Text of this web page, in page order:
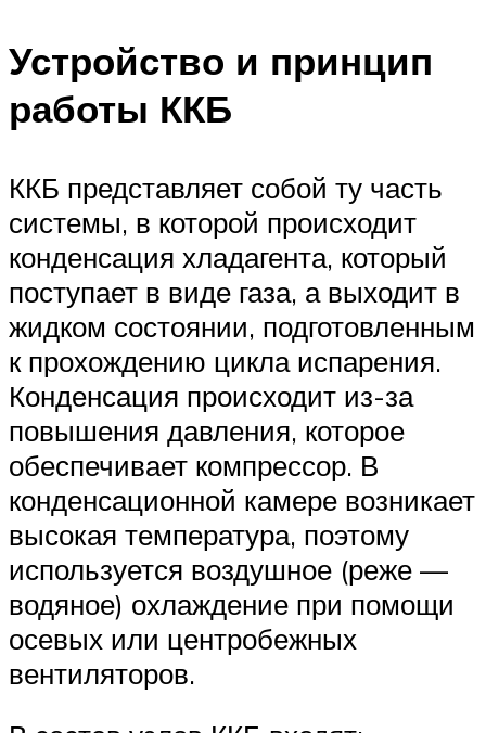
Устройство и принцип
работы ККБ
ККБ представляет собой ту часть
системы, в которой происходит
конденсация хладагента, который
поступает в виде газа, а выходит в
жидком состоянии, подготовленным
к прохождению цикла испарения.
Конденсация происходит из-за
повышения давления, которое
обеспечивает компрессор. В
конденсационной камере возникает
высокая температура, поэтому
используется воздушное (реже —
водяное) охлаждение при помощи
осевых или центробежных
вентиляторов.